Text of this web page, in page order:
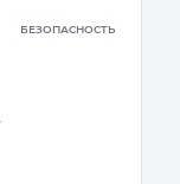
БЕЗОПАСНОСТЬ